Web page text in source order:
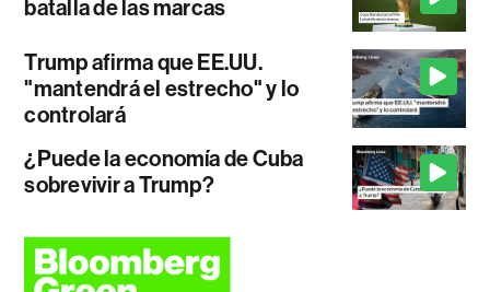
batalla de las marcas
Trump afirma que EE.UU.
"mantendrá el estrecho" y lo
controlará
¿Puede la economía de Cuba
sobrevivir a Trump?